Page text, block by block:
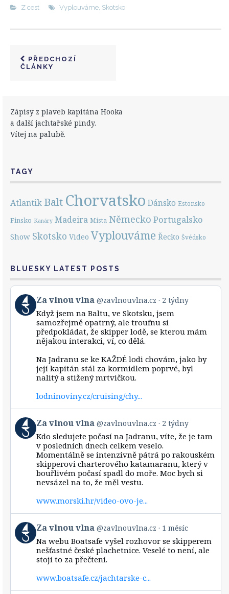
Z cest Vyplouváme, Skotsko
PŘEDCHOZÍ
ČLÁNKY
Zápisy z plaveb kapitána Hooka
a další jachtařské pindy.
Vítej na palubě.
TAGY
Atlantik Balt Chorvatsko Dánsko Estonsko
Finsko Kanáry Madeira Místa Německo Portugalsko
Show Skotsko Video Vyplouváme Řecko Švédsko
BLUESKY LATEST POSTS
View
post
by
Bluesky
Za vlnou vlna @zavlnouvlna.cz 2 týdny
Když jsem na Baltu, ve Skotsku, jsem
samozřejmě opatrný, ale troufnu si
předpokládat, že skipper lodě, se kterou mám
nějakou interakci, ví, co dělá.
Na Jadranu se ke KAŽDÉ lodi chovám, jako by
její kapitán stál za kormidlem poprvé, byl
nalitý a stižený mrtvičkou.
lodninoviny.cz/cruising/chy...
View
post
by
Bluesky
Za vlnou vlna @zavlnouvlna.cz 2 týdny
Kdo sledujete počasí na Jadranu, víte, že je tam
v posledních dnech celkem veselo.
Momentálně se intenzivně pátrá po rakouském
skipperovi charterového katamaranu, který v
bouřlivém počasí spadl do moře. Moc bych si
nevsázel na to, že měl vestu.
www.morski.hr/video-ovo-je...
View
post
by
Za vlnou vlna @zavlnouvlna.cz 1 měsíc
Na webu Boatsafe vyšel rozhovor se skipperem
nešťastné české plachetnice. Veselé to není, ale
stojí to za přečtení.
www.boatsafe.cz/jachtarske-c...